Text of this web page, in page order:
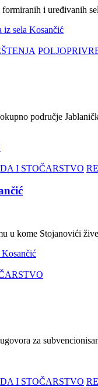
i uređivanih
sela Kosančić
područje
I STOČARSTVO
u kome Stojanovići
za
I STOČARSTVO